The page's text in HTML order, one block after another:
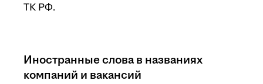
ТК РФ.
Иностранные слова в названиях
компаний и вакансий